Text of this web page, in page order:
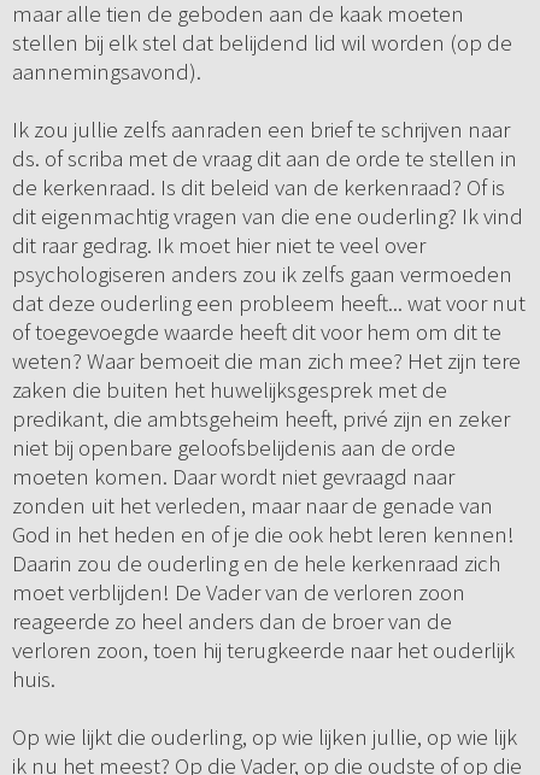
maar alle tien de geboden aan de kaak moeten
stellen bij elk stel dat belijdend lid wil worden (op de
aannemingsavond).
Ik zou jullie zelfs aanraden een brief te schrijven naar
ds. of scriba met de vraag dit aan de orde te stellen in
de kerkenraad. Is dit beleid van de kerkenraad? Of is
dit eigenmachtig vragen van die ene ouderling? Ik vind
dit raar gedrag. Ik moet hier niet te veel over
psychologiseren anders zou ik zelfs gaan vermoeden
dat deze ouderling een probleem heeft... wat voor nut
of toegevoegde waarde heeft dit voor hem om dit te
weten? Waar bemoeit die man zich mee? Het zijn tere
zaken die buiten het huwelijksgesprek met de
predikant, die ambtsgeheim heeft, privé zijn en zeker
niet bij openbare geloofsbelijdenis aan de orde
moeten komen. Daar wordt niet gevraagd naar
zonden uit het verleden, maar naar de genade van
God in het heden en of je die ook hebt leren kennen!
Daarin zou de ouderling en de hele kerkenraad zich
moet verblijden! De Vader van de verloren zoon
reageerde zo heel anders dan de broer van de
verloren zoon, toen hij terugkeerde naar het ouderlijk
huis.
Op wie lijkt die ouderling, op wie lijken jullie, op wie lijk
ik nu het meest? Op die Vader, op die oudste of op die